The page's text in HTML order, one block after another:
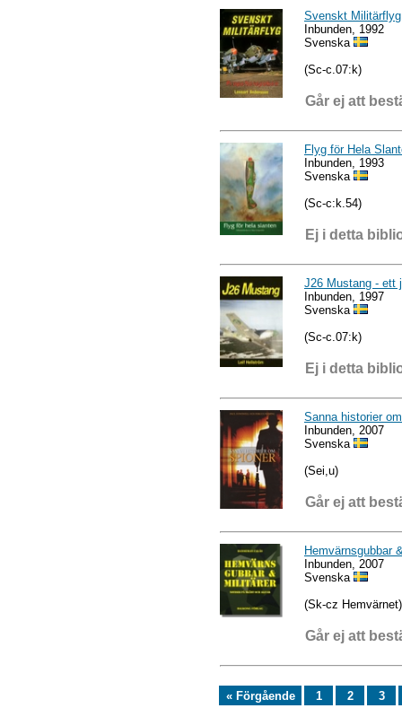
Svenskt
Inbunden, 1992
Svenska
(Sc-c.07:k)
Går ej att
Flyg för Hela
Inbunden, 1993
Svenska
(Sc-c:k.54)
Ej i detta
J26 Mustang - ett
Inbunden, 1997
Svenska
(Sc-c.07:k)
Ej i detta
Sanna historier
Inbunden, 2007
Svenska
(Sei,u)
Går ej att
Hemvärnsgubbar
Inbunden, 2007
Svenska
(Sk-cz Hemvärnet)
Går ej att
« Förgående 1 2 3